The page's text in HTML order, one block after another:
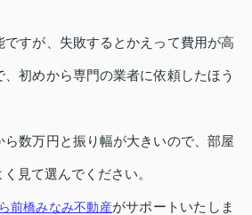
ですが、失敗するとかえって費用が高
、初めから専門の業者に依頼したほう
ら数万円と振り幅が大きいので、部屋
見て選んでください。
前橋みなみ不動産がサポートいたしま